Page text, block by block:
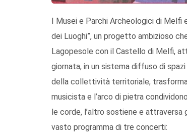
I Musei e Parchi Archeologici di Melfi
dei Luoghi”, un progetto ambizioso
Lagopesole con il Castello di Melfi,
giornata, in un sistema diffuso di
della collettività territoriale,
musicista e l’arco di pietra
le corde, l’altro sostiene e attraversa
vasto programma di tre concerti: